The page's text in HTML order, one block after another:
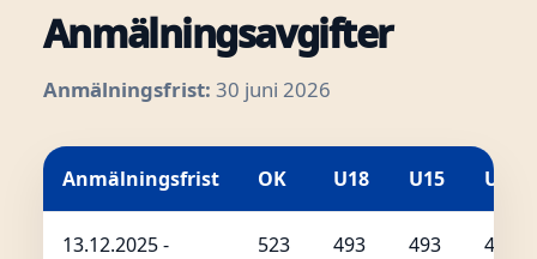
Anmälningsavgifter
Anmälningsfrist: 30 juni 2026
Anmälningsfrist OK U18 U15 U12
13.12.2025 -
523
493
493
493